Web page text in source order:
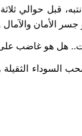
قبل حوالي
جسر الأمان والآمال
هل هو غاضب على
السوداء